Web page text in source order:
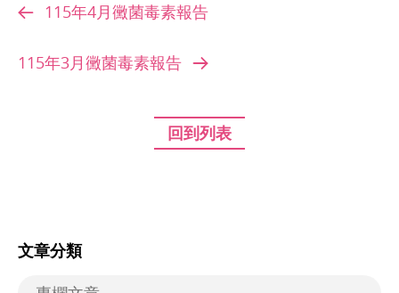
115年4月黴菌毒素報告
115年3月黴菌毒素報告
回到列表
文章分類